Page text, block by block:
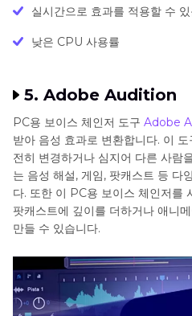
실시간으로 효과를 적용할 수
낮은 CPU 사용률
5. Adobe Audition
PC용 보이스 체인저 도구 Adobe
받아 음성 효과로 변환합니다. 이
전히 변경하거나 심지어 다른 사람
는 음성 해설, 게임, 팟캐스트 등 다
다. 또한 이 PC용 보이스 체인저를
팟캐스트에 깊이를 더하거나 애니
만들 수 있습니다.